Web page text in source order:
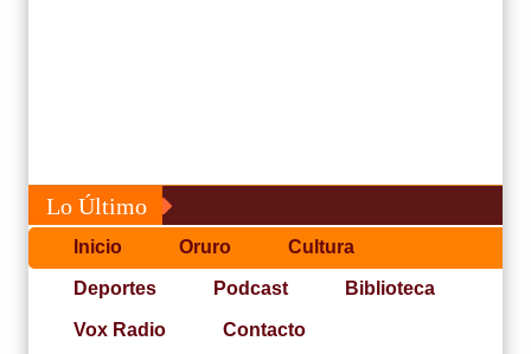
Lo Último
Inicio Oruro Cultura
Deportes Podcast Biblioteca
Vox Radio Contacto